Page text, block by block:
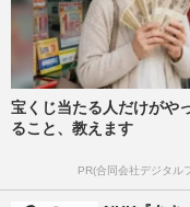
宝くじ当たる人だけがや
ること、教えます
PR(合同会社デジタル